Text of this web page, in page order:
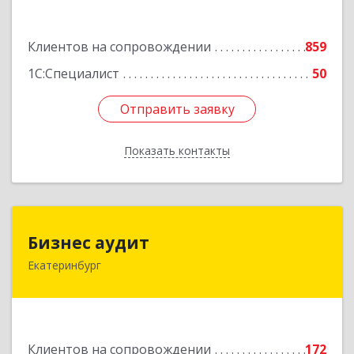
Клиентов на сопровождении
859
1С:Специалист
50
Отправить заявку
Показать контакты
Отправить заявку
Назад
Бизнес аудит
Екатеринбург
Клиентов на сопровождении
172
620062, Свердловская обл, Екатеринбург г,